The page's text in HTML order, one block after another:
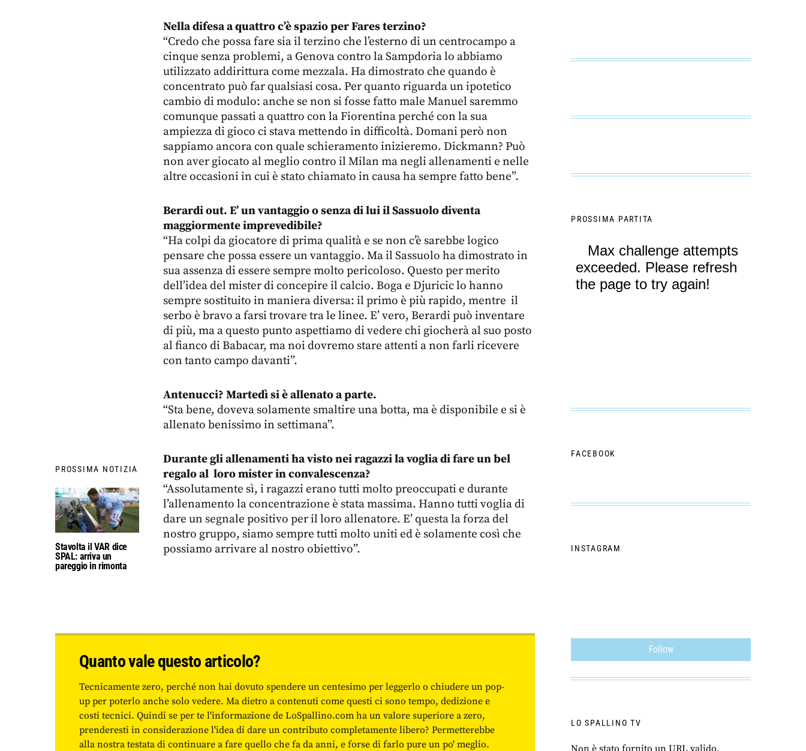
PROSSIMA NOTIZIA
Stavolta il VAR dice
SPAL: arriva un
pareggio in rimonta
Nella difesa a quattro c’è spazio per Fares terzino?
“Credo che possa fare sia il terzino che l’esterno di un centrocampo a
cinque senza problemi, a Genova contro la Sampdoria lo abbiamo
utilizzato addirittura come mezzala. Ha dimostrato che quando è
concentrato può far qualsiasi cosa. Per quanto riguarda un ipotetico
cambio di modulo: anche se non si fosse fatto male Manuel saremmo
comunque passati a quattro con la Fiorentina perché con la sua
ampiezza di gioco ci stava mettendo in difficoltà. Domani però non
sappiamo ancora con quale schieramento inizieremo. Dickmann? Può
non aver giocato al meglio contro il Milan ma negli allenamenti e nelle
altre occasioni in cui è stato chiamato in causa ha sempre fatto bene”.
Berardi out. E’ un vantaggio o senza di lui il Sassuolo diventa
maggiormente imprevedibile?
“Ha colpi da giocatore di prima qualità e se non c’è sarebbe logico
pensare che possa essere un vantaggio. Ma il Sassuolo ha dimostrato in
sua assenza di essere sempre molto pericoloso. Questo per merito
dell’idea del mister di concepire il calcio. Boga e Djuricic lo hanno
sempre sostituito in maniera diversa: il primo è più rapido, mentre il
serbo è bravo a farsi trovare tra le linee. E’ vero, Berardi può inventare
di più, ma a questo punto aspettiamo di vedere chi giocherà al suo posto
al fianco di Babacar, ma noi dovremo stare attenti a non farli ricevere
con tanto campo davanti”.
Antenucci? Martedì si è allenato a parte.
“Sta bene, doveva solamente smaltire una botta, ma è disponibile e si è
allenato benissimo in settimana”.
Durante gli allenamenti ha visto nei ragazzi la voglia di fare un bel
regalo al loro mister in convalescenza?
“Assolutamente sì, i ragazzi erano tutti molto preoccupati e durante
l’allenamento la concentrazione è stata massima. Hanno tutti voglia di
dare un segnale positivo per il loro allenatore. E’ questa la forza del
nostro gruppo, siamo sempre tutti molto uniti ed è solamente così che
possiamo arrivare al nostro obiettivo”.
Quanto vale questo articolo?
Tecnicamente zero, perché non hai dovuto spendere un centesimo per leggerlo o chiudere un pop-
up per poterlo anche solo vedere. Ma dietro a contenuti come questi ci sono tempo, dedizione e
costi tecnici. Quindi se per te l'informazione de LoSpallino.com ha un valore superiore a zero,
prenderesti in considerazione l'idea di dare un contributo completamente libero? Permetterebbe
alla nostra testata di continuare a fare quello che fa da anni, e forse di farlo pure un po' meglio.
PROSSIMA PARTITA
FACEBOOK
INSTAGRAM
Follow
LO SPALLINO TV